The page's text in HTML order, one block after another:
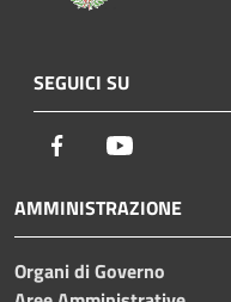
SEGUICI SU
Facebook
AMMINISTRAZIONE
Organi di Governo